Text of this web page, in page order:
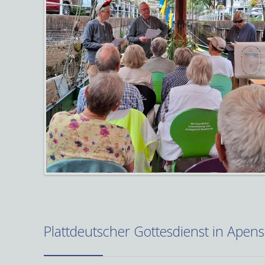
Plattdeutscher Gottesdienst in